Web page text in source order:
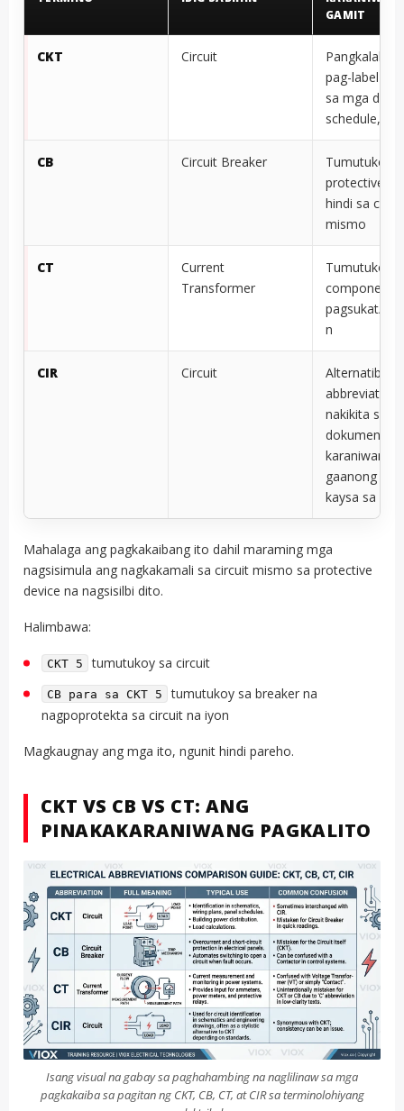
GAMIT
CKT Circuit
pag-label ng
sa mga
schedule, at
CB Circuit Breaker
Tumutukoy
protective
hindi sa
mismo
CT
Current
Transformer
Tumutukoy
component
pagsukat/
n
CIR Circuit
Alternatibong
abbreviation
nakikita sa
dokumento,
karaniwang
gaanong
kaysa sa CKT
Mahalaga ang pagkakaibang ito dahil maraming mga
nagsisimula ang nagkakamali sa circuit mismo sa protective
device na nagsisilbi dito.
Halimbawa:
CKT 5 tumutukoy sa circuit
CB para sa CKT 5
tumutukoy sa breaker na
nagpoprotekta sa circuit na iyon
Magkaugnay ang mga ito, ngunit hindi pareho.
CKT VS CB VS CT: ANG
PINAKAKARANIWANG PAGKALITO
Isang visual na gabay sa paghahambing na naglilinaw sa mga
pagkakaiba sa pagitan ng CKT, CB, CT, at CIR sa terminolohiyang